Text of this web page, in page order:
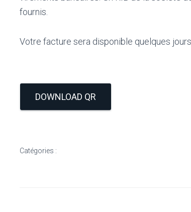
fournis.
Votre facture sera disponible quelques
DOWNLOAD QR
Catégories :